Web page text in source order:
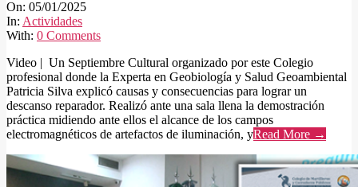
01-
05
On: 05/01/2025
In: Actividades
With: 0 Comments
Video | Un Septiembre Cultural organizado por este Colegio
profesional donde la Experta en Geobiología y Salud Geoambiental
Patricia Silva explicó causas y consecuencias para lograr un
descanso reparador. Realizó ante una sala llena la demostración
práctica midiendo ante ellos el alcance de los campos
electromagnéticos de artefactos de iluminación, yRead More →